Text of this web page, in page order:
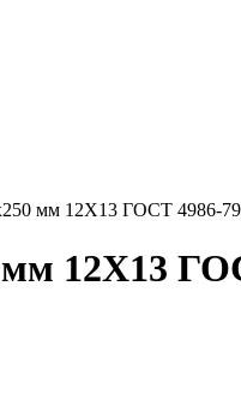
мм 12Х13 ГОСТ 4986-79
12Х13